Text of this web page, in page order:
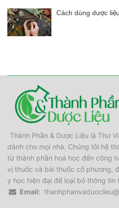
Cách dùng dược
Thành Phần & Dược Liệu là Thư
dành cho mọi nhà. Chúng tôi hệ
từ thành phần hoá học đến công
vị thuốc và bài thuốc cổ phương,
y học hiện đại để loại bỏ thông tin
Email: